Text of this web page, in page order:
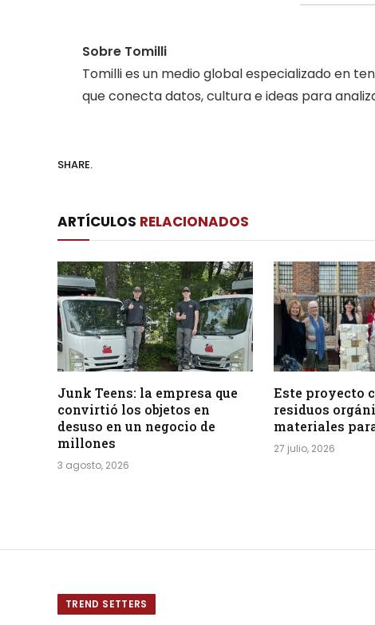
Sobre Tomilli
Tomilli es un medio global especializado en
que conecta datos, cultura e ideas para
SHARE.
ARTÍCULOS RELACIONADOS
Junk Teens: la empresa que
convirtió los objetos en
desuso en un negocio de
millones
3 agosto, 2026
Este proyecto
residuos
materiales
27 julio, 2026
TREND SETTERS